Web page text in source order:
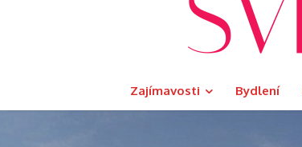
Zajímavosti Bydlení